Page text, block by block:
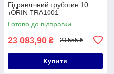
Гідравлічний трубогин 10
тORIN TRA1001
Готово до відправки
23 083,90 ₴ 23 555 ₴
Купити